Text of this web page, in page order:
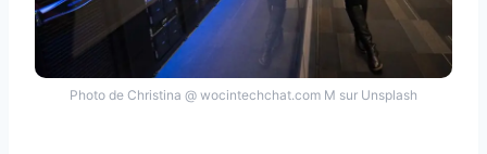
Photo de Christina @ wocintechchat.com M sur Unsplash